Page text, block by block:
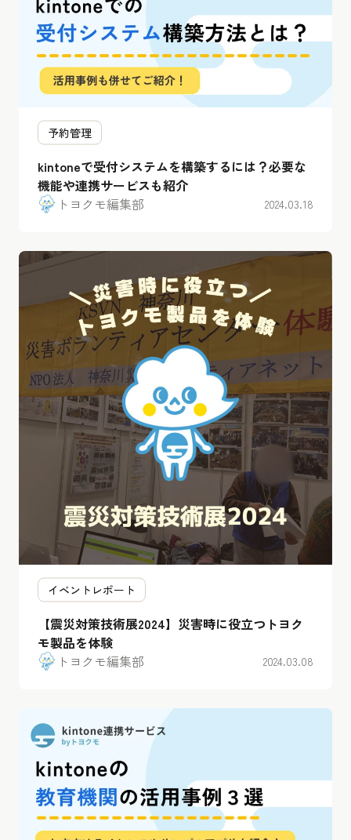
予約管理
kintoneで受付システムを構築するには？必要な
機能や連携サービスも紹介
トヨクモ編集部
2024.03.18
イベントレポート
【震災対策技術展2024】災害時に役立つトヨク
モ製品を体験
トヨクモ編集部
2024.03.08